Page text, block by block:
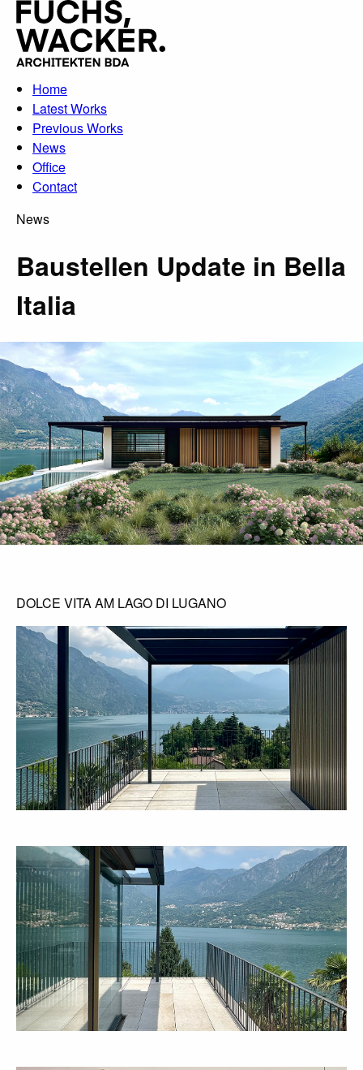
Direkt zum Inhalt
Home
Latest Works
Previous Works
News
Office
Contact
News
Baustellen Update in Bella
Italia
DOLCE VITA AM LAGO DI LUGANO